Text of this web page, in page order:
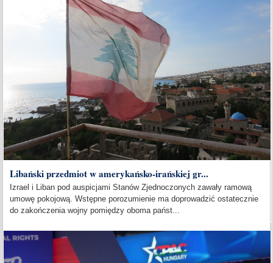
Libański przedmiot w amerykańsko-irańskiej gr...
Izrael i Liban pod auspicjami Stanów Zjednoczonych zawały ramową
umowę pokojową. Wstępne porozumienie ma doprowadzić ostatecznie
do zakończenia wojny pomiędzy oboma państ...